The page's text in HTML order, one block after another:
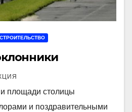
СТРОИТЕЛЬСТВО
площади столицы
и поздравительными